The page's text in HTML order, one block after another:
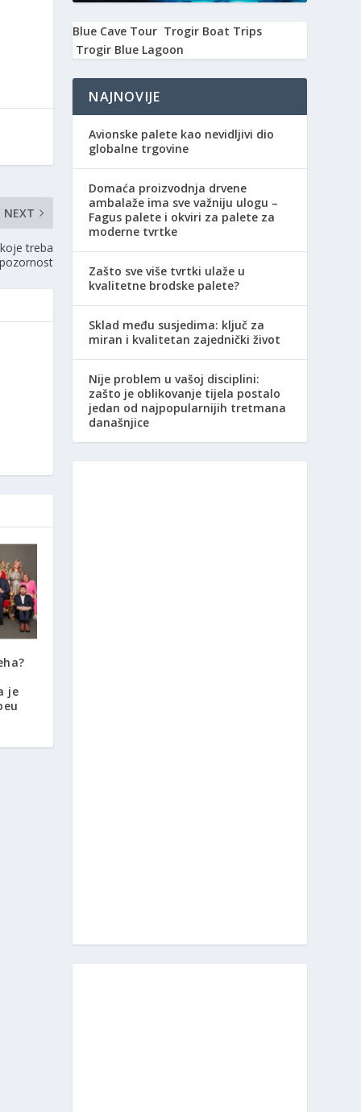
NEXT
treba
je
Blue Cave Tour Trogir Boat Trips
Trogir Blue Lagoon
NAJNOVIJE
Avionske palete kao nevidljivi dio
globalne trgovine
Domaća proizvodnja drvene
ambalaže ima sve važniju ulogu –
Fagus palete i okviri za palete za
moderne tvrtke
Zašto sve više tvrtki ulaže u
kvalitetne brodske palete?
Sklad među susjedima: ključ za
miran i kvalitetan zajednički život
Nije problem u vašoj disciplini:
zašto je oblikovanje tijela postalo
jedan od najpopularnijih tretmana
današnjice